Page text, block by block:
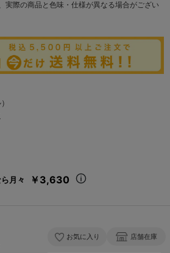
実際の商品と色味・仕様が異なる場合がござい
お気に入り 店舗在庫
月々 ￥3,630